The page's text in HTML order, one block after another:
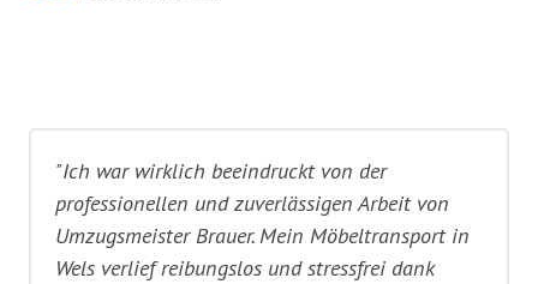
"Ich war wirklich beeindruckt von der
professionellen und zuverlässigen Arbeit von
Umzugsmeister Brauer. Mein Möbeltransport in
Wels verlief reibungslos und stressfrei dank